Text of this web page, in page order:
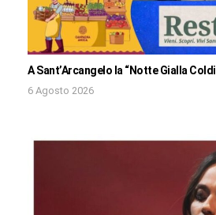
A Sant’Arcangelo la “Notte Gialla
6 Agosto 2026